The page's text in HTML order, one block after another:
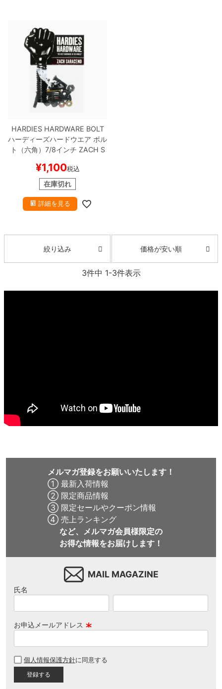
HARDIES HARDWARE BOLT
ハーディーズハードウエア ボル
ト（六角）7/8インチ ZACH S
スケートボード スケボー
¥1,100税込
在庫切れ
詳細を見る
絞り込み 価格が安い順
3件中 1-3件表示
メルマガ登録をお願いいたします！
① 最新入荷情報
② 限定商品情報
③ 限定セールやクーポン情報
④ 売上ランキング
など、メルマガ会員様限定の
お得な情報をお届けします！
MAIL MAGAZINE
氏名
お申込メールアドレス
須
個人情報保護方針に同意する
8.8inch
8.9inch
9.0inch以上
高性能デッキ
8.9inch
9.0inch以上
75mm
110mm
29.5cm
30cm